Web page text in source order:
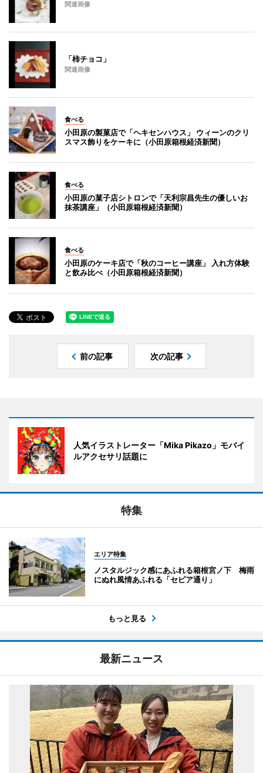
関連画像
「柿チョコ」
関連画像
食べる
小田原の製菓店で「ヘキセンハウス」 ウィーンのクリ
スマス飾りをケーキに（小田原箱根経済新聞）
食べる
小田原の菓子店シトロンで「天利宗昌先生の優しいお
抹茶講座」（小田原箱根経済新聞）
食べる
小田原のケーキ店で「秋のコーヒー講座」 入れ方体験
と飲み比べ（小田原箱根経済新聞）
前の記事 次の記事
人気イラストレーター「Mika Pikazo」モバイ
ルアクセサリ話題に
特集
エリア特集
ノスタルジック感にあふれる箱根宮ノ下 梅雨
にぬれ風情あふれる「セピア通り」
もっと見る
最新ニュース